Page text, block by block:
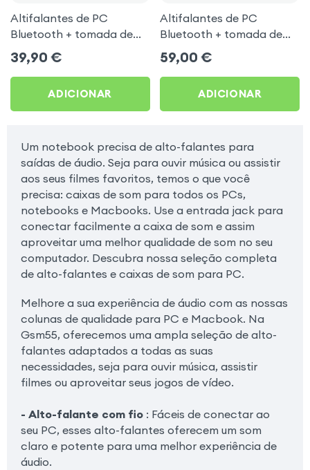
Altifalantes de PC
Bluetooth + tomada de
3,5 mm Preto LinQ
39,90 €
ADICIONAR
Altifalantes de PC
Bluetooth + tomada de
3,5 mm e micro SD Preto
LinQ
59,00 €
ADICIONAR
Um notebook precisa de alto-falantes para
saídas de áudio. Seja para ouvir música ou assistir
aos seus filmes favoritos, temos o que você
precisa: caixas de som para todos os PCs,
notebooks e Macbooks. Use a entrada jack para
conectar facilmente a caixa de som e assim
aproveitar uma melhor qualidade de som no seu
computador. Descubra nossa seleção completa
de alto-falantes e caixas de som para PC.
Melhore a sua experiência de áudio com as nossas
colunas de qualidade para PC e Macbook. Na
Gsm55, oferecemos uma ampla seleção de alto-
falantes adaptados a todas as suas
necessidades, seja para ouvir música, assistir
filmes ou aproveitar seus jogos de vídeo.
- Alto-falante com fio: Fáceis de conectar ao
seu PC, esses alto-falantes oferecem um som
claro e potente para uma melhor experiência de
áudio.